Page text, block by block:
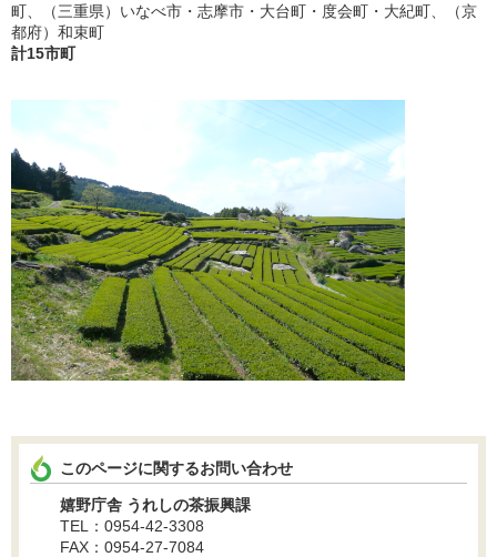
町、（三重県）いなべ市・志摩市・大台町・度会町・大紀町、（京
都府）和束町
計15市町
このページに関するお問い合わせ
嬉野庁舎 うれしの茶振興課
TEL：0954-42-3308
FAX：0954-27-7084